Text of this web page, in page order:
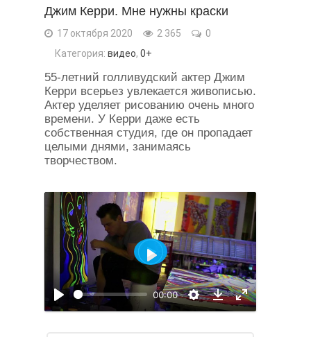
Джим Керри. Мне нужны краски
17 октября 2020 2 365
0
Категория: видео, 0+
55-летний голливудский актер Джим
Керри всерьез увлекается живописью.
Актер уделяет рисованию очень много
времени. У Керри даже есть
собственная студия, где он пропадает
целыми днями, занимаясь
творчеством.
Воспроизвести
00:00
НастройкиDownload
На
Воспроизвести